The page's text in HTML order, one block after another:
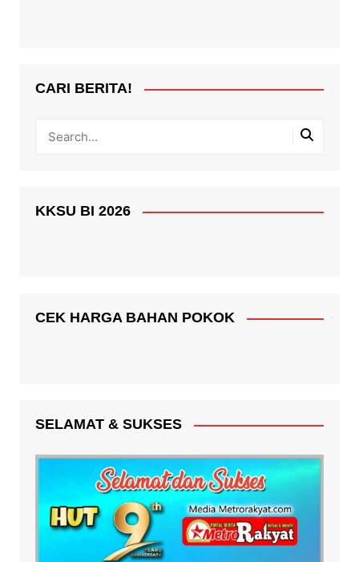
CARI BERITA!
KKSU BI 2026
CEK HARGA BAHAN POKOK
SELAMAT & SUKSES